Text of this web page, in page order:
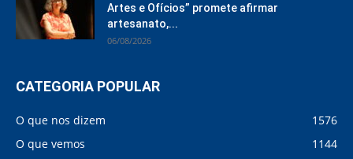
Artes e Ofícios” promete afirmar
artesanato,...
06/08/2026
CATEGORIA POPULAR
O que nos dizem
1576
O que vemos
1144